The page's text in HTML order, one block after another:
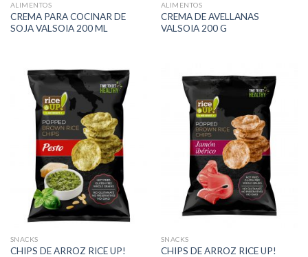
ALIMENTOS
CREMA PARA COCINAR DE
SOJA VALSOIA 200 ML
ALIMENTOS
CREMA DE AVELLANAS
VALSOIA 200 G
SNACKS
CHIPS DE ARROZ RICE UP!
SNACKS
CHIPS DE ARROZ RICE UP!